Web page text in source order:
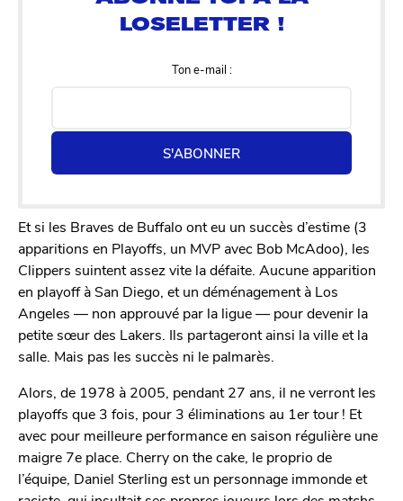
Ton e-mail :
S'ABONNER
Et si les Braves de Buffalo ont eu un succès d’estime (3
apparitions en Playoffs, un MVP avec Bob McAdoo), les
Clippers suintent assez vite la défaite. Aucune apparition
en playoff à San Diego, et un déménagement à Los
Angeles — non approuvé par la ligue — pour devenir la
petite sœur des Lakers. Ils partageront ainsi la ville et la
salle. Mais pas les succès ni le palmarès.
Alors, de 1978 à 2005, pendant 27 ans, il ne verront les
playoffs que 3 fois, pour 3 éliminations au 1er tour ! Et
avec pour meilleure performance en saison régulière une
maigre 7e place. Cherry on the cake, le proprio de
l’équipe, Daniel Sterling est un personnage immonde et